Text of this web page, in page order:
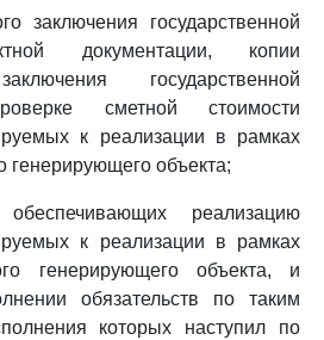
заключения государственной
документации, копии
государственной
сметной стоимости
к реализации в рамках
генерирующего объекта;
реализацию
к реализации в рамках
генерирующего объекта, и
обязательств по таким
которых наступил по